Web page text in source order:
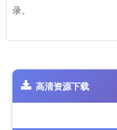
录。
高清资源下载